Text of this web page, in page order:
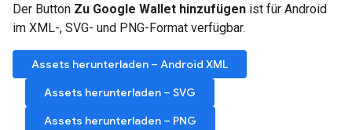
Der Button Zu Google Wallet hinzufügen ist für Android
im XML-, SVG- und PNG-Format verfügbar.
Assets herunterladen – Android XML
Assets herunterladen – SVG
Assets herunterladen – PNG